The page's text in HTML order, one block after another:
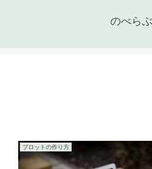
のべらぶ
プロットの作り方